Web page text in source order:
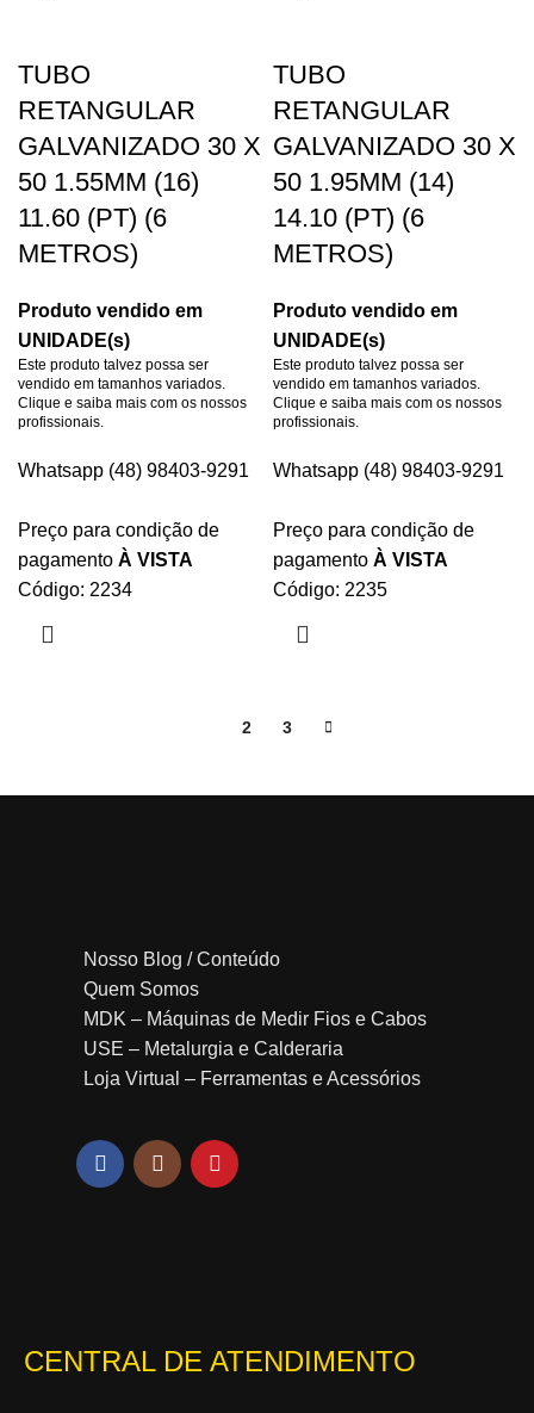
TUBO
RETANGULAR
GALVANIZADO 30 X
50 1.55MM (16)
11.60 (PT) (6
METROS)
Produto vendido em
UNIDADE(s)
Este produto talvez possa ser
vendido em tamanhos variados.
Clique e saiba mais com os nossos
profissionais.
Whatsapp (48) 98403-9291
Preço para condição de
pagamento À VISTA
Código: 2234
TUBO
RETANGULAR
GALVANIZADO 30 X
50 1.95MM (14)
14.10 (PT) (6
METROS)
Produto vendido em
UNIDADE(s)
Este produto talvez possa ser
vendido em tamanhos variados.
Clique e saiba mais com os nossos
profissionais.
Whatsapp (48) 98403-9291
Preço para condição de
pagamento À VISTA
Código: 2235
2 3
Nosso Blog / Conteúdo
Quem Somos
MDK – Máquinas de Medir Fios e Cabos
USE – Metalurgia e Calderaria
Loja Virtual – Ferramentas e Acessórios
CENTRAL DE ATENDIMENTO